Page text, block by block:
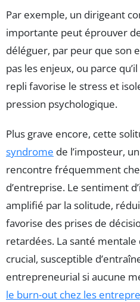
Par exemple, un dirigeant
importante peut éprouver
déléguer, par peur que son
pas les enjeux, ou parce
repli favorise le stress et
pression psychologique.
Plus grave encore, cette
syndrome de l’imposteur,
rencontre fréquemment
d’entreprise. Le sentiment
amplifié par la solitude,
favorise des prises de
retardées. La santé
crucial, susceptible
entrepreneurial si aucune
le burn-out chez les